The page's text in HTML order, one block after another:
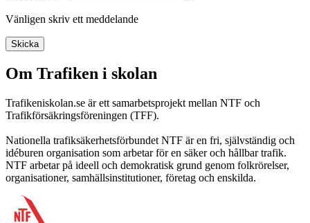
Vänligen skriv ett meddelande
Skicka
Om Trafiken i skolan
Trafikeniskolan.se är ett samarbetsprojekt mellan NTF och
Trafikförsäkringsföreningen (TFF).
Nationella trafiksäkerhetsförbundet NTF är en fri, självständig och
idéburen organisation som arbetar för en säker och hållbar trafik.
NTF arbetar på ideell och demokratisk grund genom folkrörelser,
organisationer, samhällsinstitutioner, företag och enskilda.